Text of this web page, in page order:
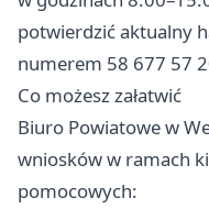
potwierdzić aktualny
numerem 58 677 57
Co możesz załatwić
Biuro Powiatowe w
wniosków w ramach
pomocowych: